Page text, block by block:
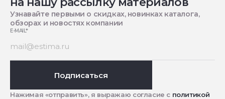
Узнавайте первыми о скидках, новинках каталога,
обзорах и новостях компании
E-MAIL*
Подписаться
Нажимая «отправить», я выражаю согласие с политикой